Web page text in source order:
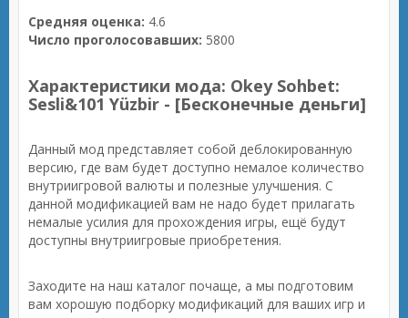
Средняя оценка: 4.6
Число проголосовавших: 5800
Характеристики мода: Okey Sohbet:
Sesli&101 Yüzbir - [Бесконечные деньги]
Данный мод представляет собой деблокированную
версию, где вам будет доступно немалое количество
внутриигровой валюты и полезные улучшения. С
данной модификацией вам не надо будет прилагать
немалые усилия для прохождения игры, ещё будут
доступны внутриигровые приобретения.
Заходите на наш каталог почаще, а мы подготовим
вам хорошую подборку модификаций для ваших игр и